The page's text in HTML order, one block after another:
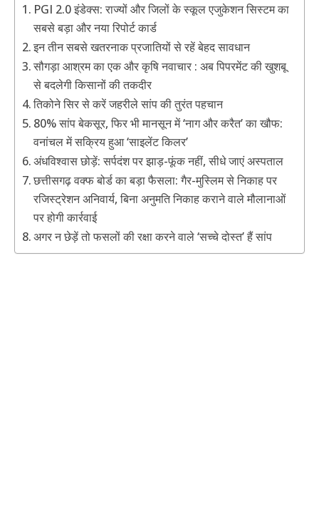
PGI 2.0 इंडेक्स: राज्यों और जिलों के स्कूल एजुकेशन सिस्टम का
सबसे बड़ा और नया रिपोर्ट कार्ड
इन तीन सबसे खतरनाक प्रजातियों से रहें बेहद सावधान
सौगड़ा आश्रम का एक और कृषि नवाचार : अब पिपरमेंट की खुशबू
से बदलेगी किसानों की तकदीर
तिकोने सिर से करें जहरीले सांप की तुरंत पहचान
80% सांप बेकसूर, फिर भी मानसून में ‘नाग और करैत’ का खौफ:
वनांचल में सक्रिय हुआ ‘साइलेंट किलर’
अंधविश्वास छोड़ें: सर्पदंश पर झाड़-फूंक नहीं, सीधे जाएं अस्पताल
छत्तीसगढ़ वक्फ बोर्ड का बड़ा फैसला: गैर-मुस्लिम से निकाह पर
रजिस्ट्रेशन अनिवार्य, बिना अनुमति निकाह कराने वाले मौलानाओं
पर होगी कार्रवाई
अगर न छेड़ें तो फसलों की रक्षा करने वाले ‘सच्चे दोस्त’ हैं सांप